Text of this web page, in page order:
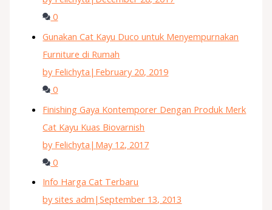
0
Gunakan Cat Kayu Duco untuk Menyempurnakan
Furniture di Rumah
by Felichyta | February 20, 2019
0
Finishing Gaya Kontemporer Dengan Produk Merk
Cat Kayu Kuas Biovarnish
by Felichyta | May 12, 2017
0
Info Harga Cat Terbaru
by sites adm |September 13, 2013